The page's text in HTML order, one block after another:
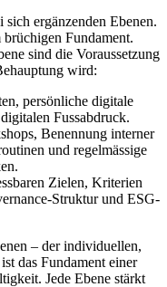
ergänzenden Ebenen.
Fundament.
sind die Voraussetzung
wird:
persönliche digitale
Fussabdruck.
Benennung interner
und regelmässige
Zielen, Kriterien
Struktur und ESG-
– der individuellen,
das Fundament einer
Jede Ebene stärkt